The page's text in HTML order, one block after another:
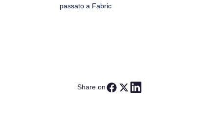
passato a Fabric
Share on